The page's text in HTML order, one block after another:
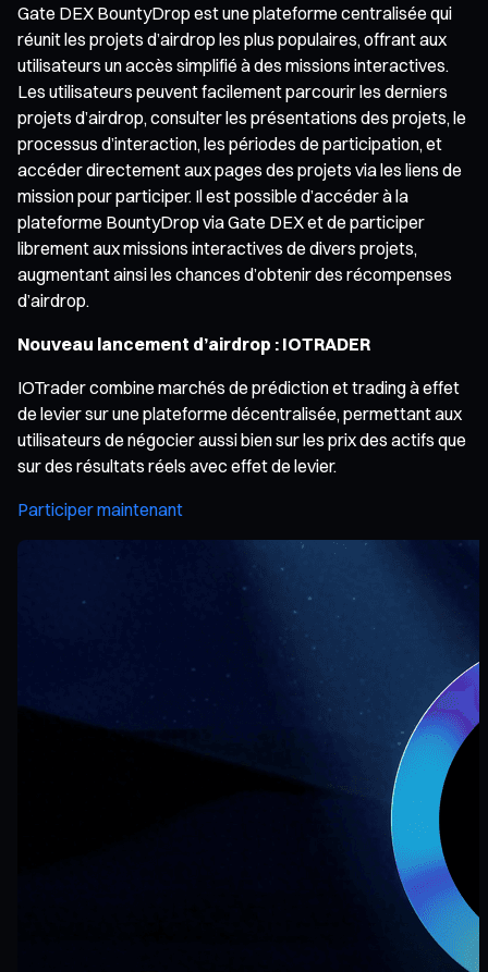
Gate DEX BountyDrop est une plateforme centralisée qui
réunit les projets d’airdrop les plus populaires, offrant aux
utilisateurs un accès simplifié à des missions interactives.
Les utilisateurs peuvent facilement parcourir les derniers
projets d’airdrop, consulter les présentations des projets, le
processus d’interaction, les périodes de participation, et
accéder directement aux pages des projets via les liens de
mission pour participer. Il est possible d’accéder à la
plateforme BountyDrop via Gate DEX et de participer
librement aux missions interactives de divers projets,
augmentant ainsi les chances d’obtenir des récompenses
d’airdrop.
Nouveau lancement d’airdrop : IOTRADER
IOTrader combine marchés de prédiction et trading à effet
de levier sur une plateforme décentralisée, permettant aux
utilisateurs de négocier aussi bien sur les prix des actifs que
sur des résultats réels avec effet de levier.
Participer maintenant